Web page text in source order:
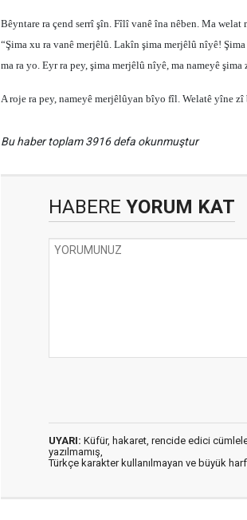
Bêyntare ra çend serrî şîn. Fîlî vanê îna nêben. Ma
“Şima xu ra vanê merjêlû. Lakîn şima merjêlû nîyê!
ma ra yo. Eyr ra pey, şima merjêlû nîyê, ma nameyê
A roje ra pey, nameyê merjêlûyan bîyo fîl. Welatê yîne
Bu haber toplam 3916 defa okunmuştur
HABERE YORUM KAT
UYARI: Küfür, hakaret, rencide edici
yazılmamış,
Türkçe karakter kullanılmayan ve büyük